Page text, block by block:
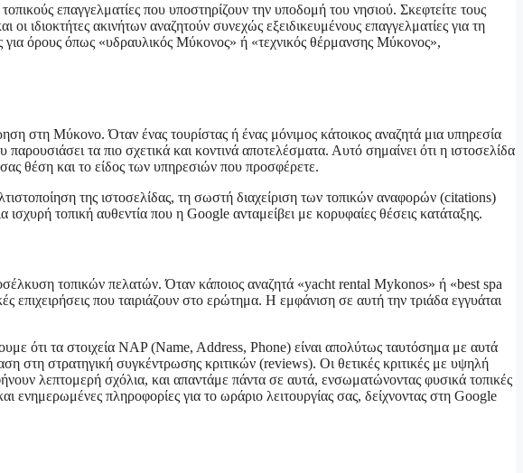
επαγγελματίες που υποστηρίζουν την υποδομή του νησιού. Σκεφτείτε τους
οι ιδιοκτήτες ακινήτων αναζητούν συνεχώς εξειδικευμένους επαγγελματίες για τη
για όρους όπως «υδραυλικός Μύκονος» ή «τεχνικός θέρμανσης Μύκονος»,
στη Μύκονο. Όταν ένας τουρίστας ή ένας μόνιμος κάτοικος αναζητά μια υπηρεσία
τα πιο σχετικά και κοντινά αποτελέσματα. Αυτό σημαίνει ότι η ιστοσελίδα
θέση και το είδος των υπηρεσιών που προσφέρετε.
της ιστοσελίδας, τη σωστή διαχείριση των τοπικών αναφορών (citations)
τοπική αυθεντία που η Google ανταμείβει με κορυφαίες θέσεις κατάταξης.
τοπικών πελατών. Όταν κάποιος αναζητά «yacht rental Mykonos» ή «best spa
επιχειρήσεις που ταιριάζουν στο ερώτημα. Η εμφάνιση σε αυτή την τριάδα εγγυάται
ότι τα στοιχεία NAP (Name, Address, Phone) είναι απολύτως ταυτόσημα με αυτά
στη στρατηγική συγκέντρωσης κριτικών (reviews). Οι θετικές κριτικές με υψηλή
λεπτομερή σχόλια, και απαντάμε πάντα σε αυτά, ενσωματώνοντας φυσικά τοπικές
ενημερωμένες πληροφορίες για το ωράριο λειτουργίας σας, δείχνοντας στη Google